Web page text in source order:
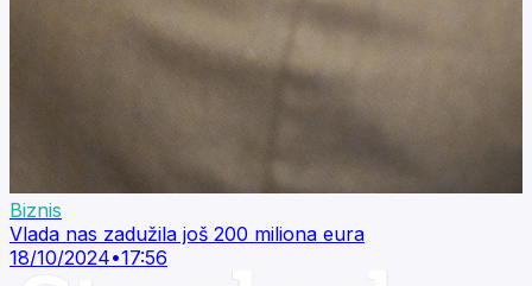
Biznis
Vlada nas zadužila još 200 miliona eura
18/10/2024•17:56